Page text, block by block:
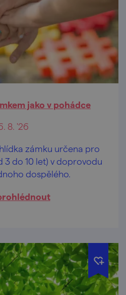
jako v pohádce
8. '26
zámku určena pro
3 do 10 let) v doprovodu
dospělého.